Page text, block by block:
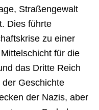
Straßengewalt
Dies führte
zu einer
für die
das Dritte Reich
Geschichte
der Nazis, aber